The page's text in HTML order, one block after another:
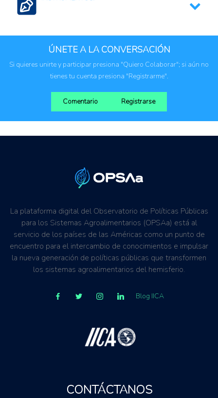
ÚNETE A LA CONVERSACIÓN
Si quieres unirte y participar presiona "Quiero Colaborar"; si aún no
tienes tu cuenta presiona "Registrarme".
Comentario Registrarse
La plataforma digital del Observatorio de Políticas Públicas
para los Sistemas Agroalimentarios (OPSAa) está al
servicio de los países de las Américas como un punto de
encuentro para el intercambio de conocimientos e impulsar
la nueva generación de políticas públicas que transformen
los sistemas agroalimentarios del hemisferio.
Blog IICA
CONTÁCTANOS